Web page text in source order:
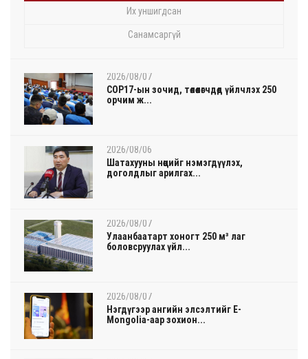
Их уншигдсан
Санамсаргүй
2026/08/07
COP17-ын зочид, төлөөлөгчдөд үйлчлэх 250
орчим ж...
2026/08/06
Шатахууны нөөцийг нэмэгдүүлэх,
доголдлыг арилгах...
2026/08/07
Улаанбаатарт хоногт 250 м³ лаг
боловсруулах үйл...
2026/08/07
Нэгдүгээр ангийн элсэлтийг E-
Mongolia-аар зохион...